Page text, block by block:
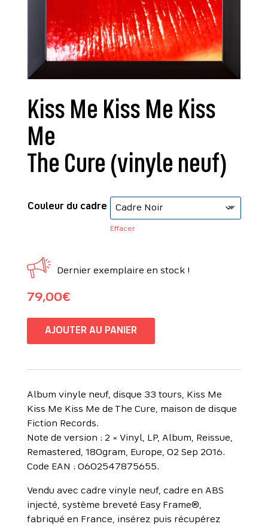
Kiss Me Kiss Me Kiss
Me
The Cure (vinyle neuf)
Couleur du cadre
Effacer
Dernier exemplaire en stock !
79,00€
AJOUTER AU PANIER
Album vinyle neuf, disque 33 tours, Kiss Me
Kiss Me Kiss Me de The Cure, maison de disque
Fiction Records.
Note de version : 2 × Vinyl, LP, Album, Reissue,
Remastered, 180gram, Europe, 02 Sep 2016.
Code EAN : 0602547875655.
Vendu avec cadre vinyle neuf, cadre en ABS
injecté, système breveté Easy Frame®,
fabriqué en France, insérez puis récupérez